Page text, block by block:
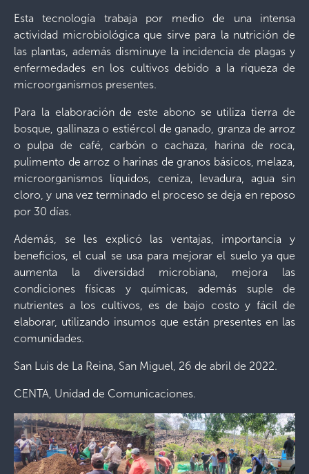
Esta tecnología trabaja por medio de una intensa
actividad microbiológica que sirve para la nutrición de
las plantas, además disminuye la incidencia de plagas y
enfermedades en los cultivos debido a la riqueza de
microorganismos presentes.
Para la elaboración de este abono se utiliza tierra de
bosque, gallinaza o estiércol de ganado, granza de arroz
o pulpa de café, carbón o cachaza, harina de roca,
pulimento de arroz o harinas de granos básicos, melaza,
microorganismos líquidos, ceniza, levadura, agua sin
cloro, y una vez terminado el proceso se deja en reposo
por 30 días.
Además, se les explicó las ventajas, importancia y
beneficios, el cual se usa para mejorar el suelo ya que
aumenta la diversidad microbiana, mejora las
condiciones físicas y químicas, además suple de
nutrientes a los cultivos, es de bajo costo y fácil de
elaborar, utilizando insumos que están presentes en las
comunidades.
San Luis de La Reina, San Miguel, 26 de abril de 2022.
CENTA, Unidad de Comunicaciones.